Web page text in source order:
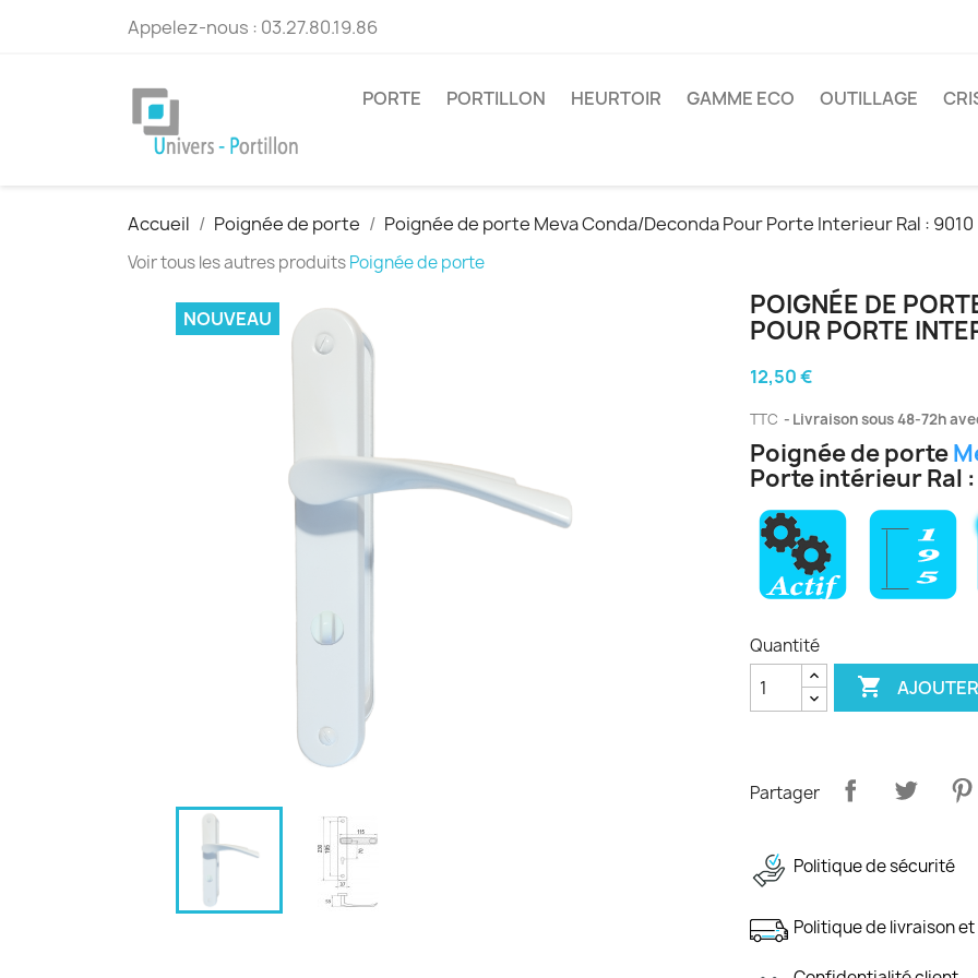
Appelez-nous : 03.27.80.19.86
PORTE PORTILLON HEURTOIR GAMME ECO OUTILLAGE
Accueil Poignée de porte Poignée de porte Meva Conda/Deconda Pour Porte Interieur Ral : 9010
Voir tous les autres produitsPoignée de porte
NOUVEAU
POIGNÉE DE
POUR PORTE
12,50 €
TTC Livraison sous 48-72h
Poignée de porte
Porte intérieur Ral
Quantité

Partager
Politique de sécurité
Politique de livraison